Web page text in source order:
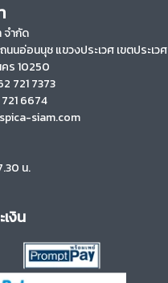
จำกัด
นนอ่อนนุช แขวงประเวศ เขตประเวศ
ร 10250
721 7373
6674
siam.com
น.
เงิน